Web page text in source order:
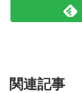
関連記事